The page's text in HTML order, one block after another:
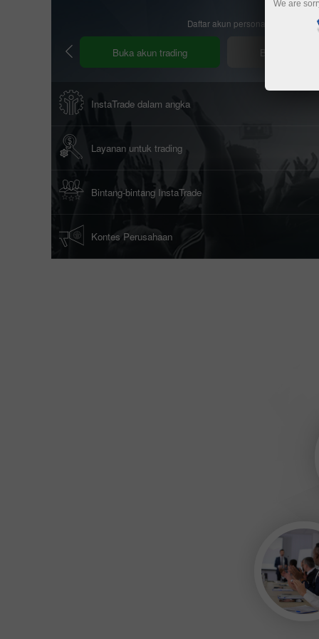
Daftar akun personal
Buka akun trading Buka demo
InstaTrade dalam angka
Layanan untuk trading
Bintang-bintang InstaTrade
Kontes Perusahaan
We are